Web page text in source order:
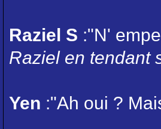
Raziel S :"N'
Raziel en tendant
Yen :"Ah oui ?